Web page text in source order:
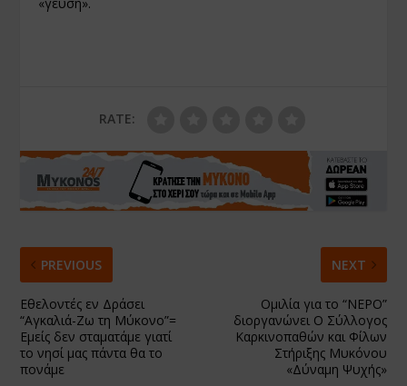
RATE:
PREVIOUS
Εθελοντές εν Δράσει
“Αγκαλιά-Ζω τη Μύκονο”=
Εμείς δεν σταματάμε γιατί
το νησί μας πάντα θα το
πονάμε
NEXT
Ομιλία για το “ΝΕΡΟ”
διοργανώνει Ο Σύλλογος
Καρκινοπαθών και Φίλων
Στήριξης Μυκόνου
«Δύναμη Ψυχής»